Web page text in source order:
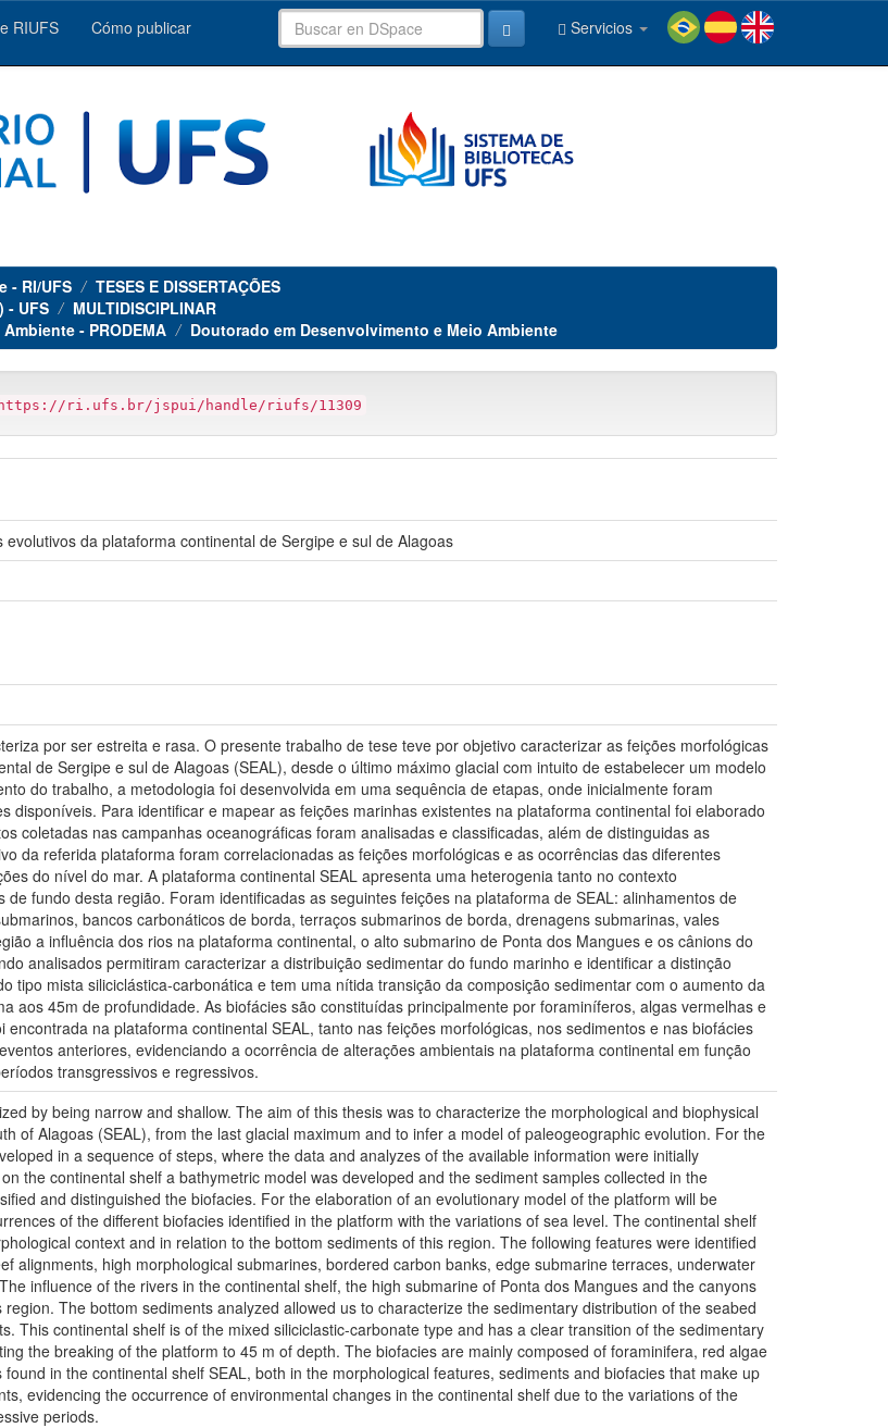
RIUFS Cómo publicar Servicios
- RI/UFS
TESES E DISSERTAÇÕES
- UFS
MULTIDISCIPLINAR
- PRODEMA
Doutorado em Desenvolvimento e Meio Ambiente
https://ri.ufs.br/jspui/handle/riufs/11309
da plataforma continental de Sergipe e sul de Alagoas
por ser estreita e rasa. O presente trabalho de tese teve por objetivo caracterizar as feições morfológicas
de Sergipe e sul de Alagoas (SEAL), desde o último máximo glacial com intuito de estabelecer um modelo
do trabalho, a metodologia foi desenvolvida em uma sequência de etapas, onde inicialmente foram
disponíveis. Para identificar e mapear as feições marinhas existentes na plataforma continental foi elaborado
coletadas nas campanhas oceanográficas foram analisadas e classificadas, além de distinguidas as
da referida plataforma foram correlacionadas as feições morfológicas e as ocorrências das diferentes
do nível do mar. A plataforma continental SEAL apresenta uma heterogenia tanto no contexto
fundo desta região. Foram identificadas as seguintes feições na plataforma de SEAL: alinhamentos de
bancos carbonáticos de borda, terraços submarinos de borda, drenagens submarinas, vales
a influência dos rios na plataforma continental, o alto submarino de Ponta dos Mangues e os cânions do
analisados permitiram caracterizar a distribuição sedimentar do fundo marinho e identificar a distinção
tipo mista siliciclástica-carbonática e tem uma nítida transição da composição sedimentar com o aumento da
aos 45m de profundidade. As biofácies são constituídas principalmente por foraminíferos, algas vermelhas e
na plataforma continental SEAL, tanto nas feições morfológicas, nos sedimentos e nas biofácies
anteriores, evidenciando a ocorrência de alterações ambientais na plataforma continental em função
transgressivos e regressivos.
by being narrow and shallow. The aim of this thesis was to characterize the morphological and biophysical
of Alagoas (SEAL), from the last glacial maximum and to infer a model of paleogeographic evolution. For the
in a sequence of steps, where the data and analyzes of the available information were initially
the continental shelf a bathymetric model was developed and the sediment samples collected in the
and distinguished the biofacies. For the elaboration of an evolutionary model of the platform will be
of the different biofacies identified in the platform with the variations of sea level. The continental shelf
context and in relation to the bottom sediments of this region. The following features were identified
alignments, high morphological submarines, bordered carbon banks, edge submarine terraces, underwater
influence of the rivers in the continental shelf, the high submarine of Ponta dos Mangues and the canyons
The bottom sediments analyzed allowed us to characterize the sedimentary distribution of the seabed
This continental shelf is of the mixed siliciclastic-carbonate type and has a clear transition of the sedimentary
the breaking of the platform to 45 m of depth. The biofacies are mainly composed of foraminifera, red algae
in the continental shelf SEAL, both in the morphological features, sediments and biofacies that make up
evidencing the occurrence of environmental changes in the continental shelf due to the variations of the
periods.